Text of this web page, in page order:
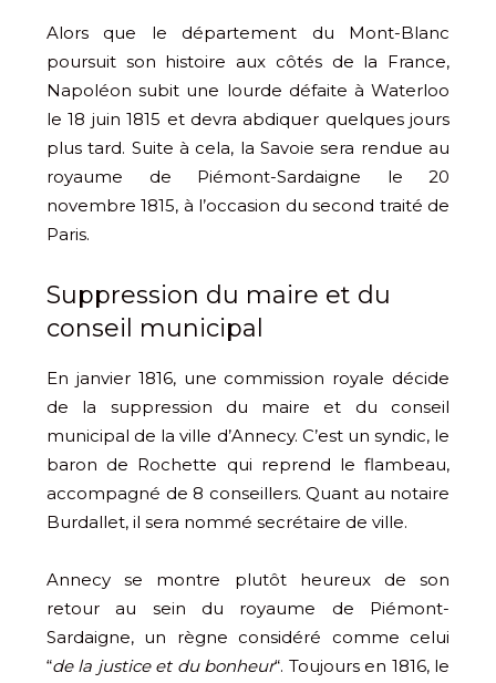
Alors que le département du Mont-Blanc
poursuit son histoire aux côtés de la France,
Napoléon subit une lourde défaite à Waterloo
le 18 juin 1815 et devra abdiquer quelques jours
plus tard. Suite à cela, la Savoie sera rendue au
royaume de Piémont-Sardaigne le 20
novembre 1815, à l’occasion du second traité de
Paris.
Suppression du maire et du
conseil municipal
En janvier 1816, une commission royale décide
de la suppression du maire et du conseil
municipal de la ville d’Annecy. C’est un syndic, le
baron de Rochette qui reprend le flambeau,
accompagné de 8 conseillers. Quant au notaire
Burdallet, il sera nommé secrétaire de ville.
Annecy se montre plutôt heureux de son
retour au sein du royaume de Piémont-
Sardaigne, un règne considéré comme celui
“de la justice et du bonheur“. Toujours en 1816, le